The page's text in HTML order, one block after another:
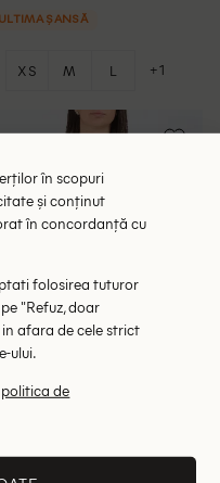
ULTIMA ȘANSĂ
XS M L +1
în scopuri
și conținut
în concordanță cu
folosirea tuturor
"Refuz, doar
afara de cele strict
ului.
politica de